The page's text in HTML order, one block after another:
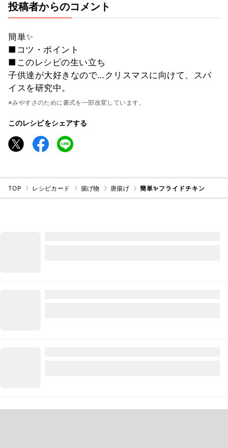
投稿者からのコメント
簡単✨
■コツ・ポイント
■このレシピの生い立ち
子供達が大好きなので…クリスマスに向けて、スパ
イスを研究中。
※みやすさのために書式を一部改変しています。
このレシピをシェアする
TOP レシピカード 揚げ物 唐揚げ 簡単✨フライドチキン